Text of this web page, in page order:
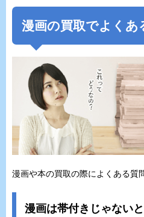
漫画の買取でよくあ
漫画や本の買取の際によくある質
漫画は帯付きじゃない